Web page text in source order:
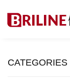
CATEGORIES